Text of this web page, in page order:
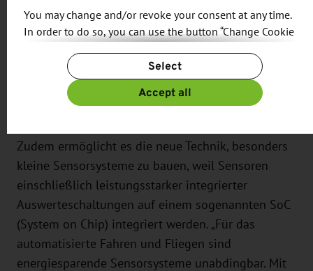
entwickeln, die maximale Energieeffizienz und
hohe Rechenleistung optimal kombinieren. „Ziel
Sensorsysteme für zukünftige Mobilitätskonzepte
bis zu 90 Prozent weniger verbrauchen als heutige
Systeme“, sagt Dr. Tilman Glökler von Bosch,
Zudem ermöglicht es die neue Technik, besonders
kleine Sensorsysteme zu bauen, weil Sensoren
einschließlich leistungsstarker integrierter
Auswerteschaltungen auf einem sogenannten SoC
(System on Chip) integriert werden. „Für das
automatisierte Fahren und Fliegen sind
energiesparende Sensorsysteme unabdingbar. Mit
You may change and/or revoke your consent at any time.
In order to do so, you can use the button “Change Cookie
For more information, please see our
Privacy Policy.
Additional information can be found in our
Imprint
Select
Accept all